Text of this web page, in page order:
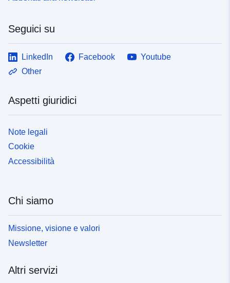
Seguici su
LinkedIn Facebook
Youtube
Other
Aspetti giuridici
Note legali
Cookie
Accessibilità
Chi siamo
Missione, visione e valori
Newsletter
Altri servizi